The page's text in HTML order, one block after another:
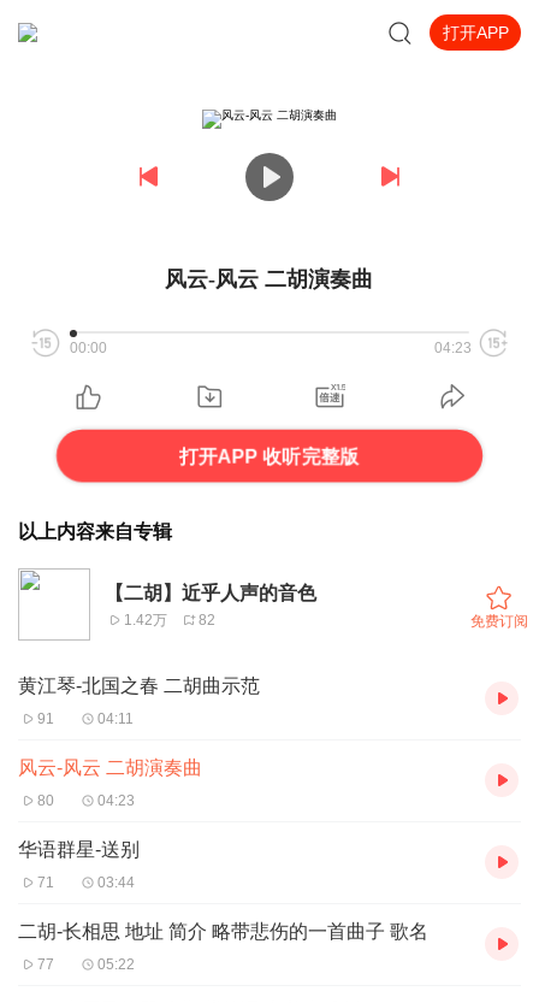
打开APP
风云-风云 二胡演奏曲
00:00 04:23
打开APP 收听完整版
以上内容来自专辑
【二胡】近乎人声的音色
1.42万 82 免费订阅
黄江琴-北国之春 二胡曲示范
91 04:11
风云-风云 二胡演奏曲
80 04:23
华语群星-送别
71 03:44
二胡-长相思 地址 简介 略带悲伤的一首曲子 歌名
77 05:22